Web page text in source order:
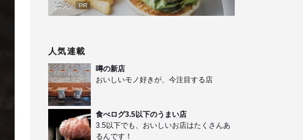
はん
PR
人気連載
噂の新店
おいしいモノ好きが、今注目する店
食べログ3.5以下のうまい店
3.5以下でも、おいしいお店はたくさんあ
るんです！